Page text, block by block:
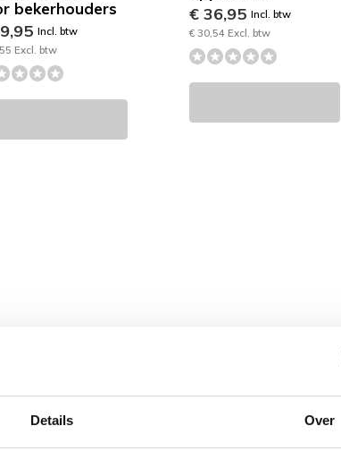
Details Over
bekerhouders
Incl. btw
Excl. btw
€ 36,95 Incl. btw
€ 30,54 Excl. btw